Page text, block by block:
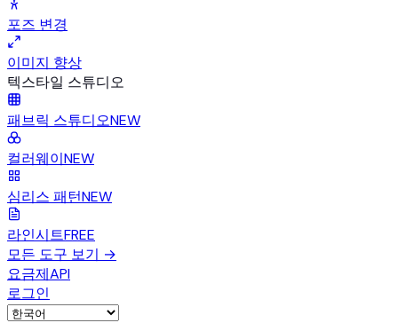
포즈 변경
이미지 향상
텍스타일 스튜디오
패브릭 스튜디오NEW
컬러웨이NEW
심리스 패턴NEW
라인시트FREE
모든 도구 보기 →
요금제API
로그인